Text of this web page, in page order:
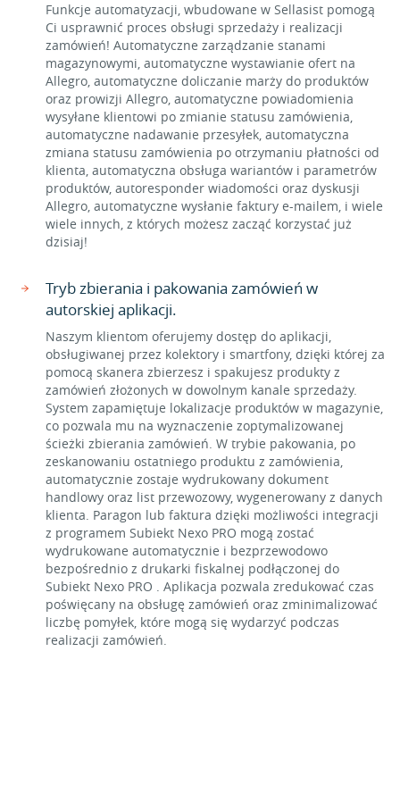
Funkcje automatyzacji, wbudowane w Sellasist pomogą
Ci usprawnić proces obsługi sprzedaży i realizacji
zamówień! Automatyczne zarządzanie stanami
magazynowymi, automatyczne wystawianie ofert na
Allegro, automatyczne doliczanie marży do produktów
oraz prowizji Allegro, automatyczne powiadomienia
wysyłane klientowi po zmianie statusu zamówienia,
automatyczne nadawanie przesyłek, automatyczna
zmiana statusu zamówienia po otrzymaniu płatności od
klienta, automatyczna obsługa wariantów i parametrów
produktów, autoresponder wiadomości oraz dyskusji
Allegro, automatyczne wysłanie faktury e-mailem, i wiele
wiele innych, z których możesz zacząć korzystać już
dzisiaj!
Tryb zbierania i pakowania zamówień w
autorskiej aplikacji.
Naszym klientom oferujemy dostęp do aplikacji,
obsługiwanej przez kolektory i smartfony, dzięki której za
pomocą skanera zbierzesz i spakujesz produkty z
zamówień złożonych w dowolnym kanale sprzedaży.
System zapamiętuje lokalizacje produktów w magazynie,
co pozwala mu na wyznaczenie zoptymalizowanej
ścieżki zbierania zamówień. W trybie pakowania, po
zeskanowaniu ostatniego produktu z zamówienia,
automatycznie zostaje wydrukowany dokument
handlowy oraz list przewozowy, wygenerowany z danych
klienta. Paragon lub faktura dzięki możliwości integracji
z programem Subiekt Nexo PRO mogą zostać
wydrukowane automatycznie i bezprzewodowo
bezpośrednio z drukarki fiskalnej podłączonej do
Subiekt Nexo PRO . Aplikacja pozwala zredukować czas
poświęcany na obsługę zamówień oraz zminimalizować
liczbę pomyłek, które mogą się wydarzyć podczas
realizacji zamówień.